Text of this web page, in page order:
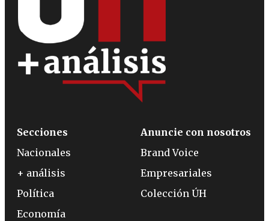
Secciones
Nacionales
+ análisis
Política
Economía
Anuncie con nosotros
Brand Voice
Empresariales
Colección ÚH